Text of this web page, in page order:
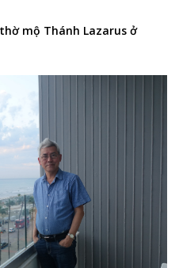
mộ Thánh Lazarus ở